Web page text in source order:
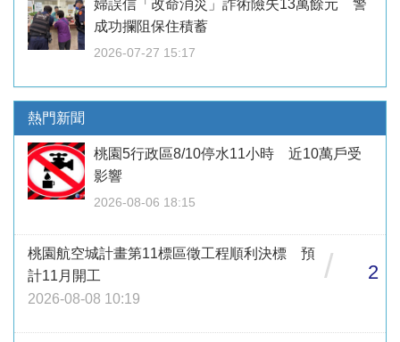
婦誤信「改命消災」詐術險失13萬餘元 警
成功攔阻保住積蓄
2026-07-27 15:17
熱門新聞
桃園5行政區8/10停水11小時 近10萬戶受
影響
2026-08-06 18:15
桃園航空城計畫第11標區徵工程順利決標 預
計11月開工
2026-08-08 10:19
/ 2